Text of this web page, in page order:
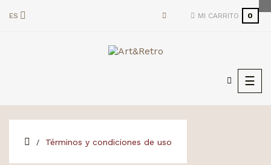
ES MI CARRITO 0
de
☰
Términos y condiciones de uso